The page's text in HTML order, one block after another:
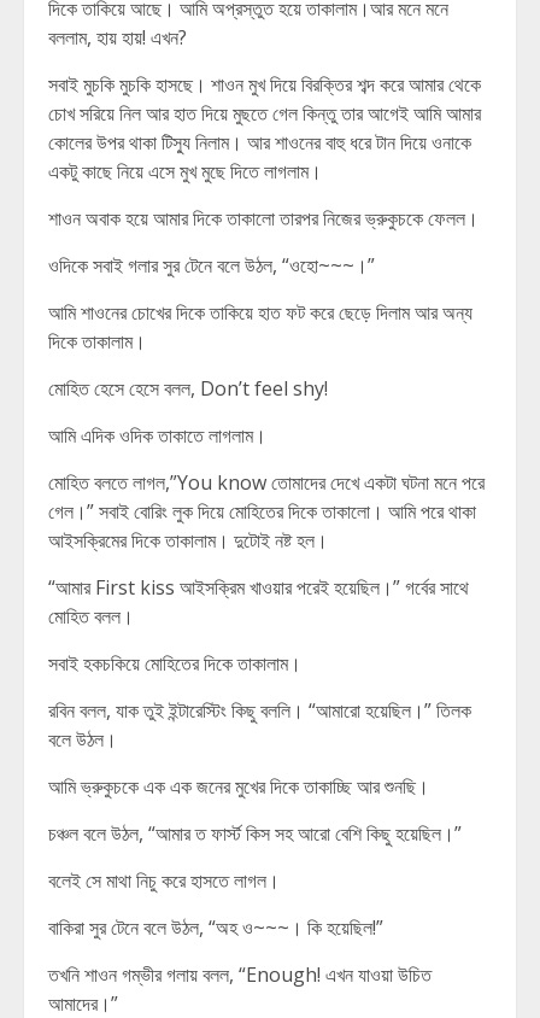
দিকে তাকিয়ে আছে। আমি অপ্রস্তুত হয়ে তাকালাম।আর মনে মনে
বললাম, হায় হায়! এখন?
সবাই মুচকি মুচকি হাসছে। শাওন মুখ দিয়ে বিরক্তির শব্দ করে আমার থেকে
চোখ সরিয়ে নিল আর হাত দিয়ে মুছতে গেল কিন্তু তার আগেই আমি আমার
কোলের উপর থাকা টিস্যু নিলাম। আর শাওনের বাহু ধরে টান দিয়ে ওনাকে
একটু কাছে নিয়ে এসে মুখ মুছে দিতে লাগলাম।
শাওন অবাক হয়ে আমার দিকে তাকালো তারপর নিজের ভ্রুকুচকে ফেলল।
ওদিকে সবাই গলার সুর টেনে বলে উঠল, “ওহো~~~।”
আমি শাওনের চোখের দিকে তাকিয়ে হাত ফট করে ছেড়ে দিলাম আর অন্য
দিকে তাকালাম।
মোহিত হেসে হেসে বলল, Don’t feel shy!
আমি এদিক ওদিক তাকাতে লাগলাম।
মোহিত বলতে লাগল,”You know তোমাদের দেখে একটা ঘটনা মনে পরে
গেল।” সবাই বোরিং লুক দিয়ে মোহিতের দিকে তাকালো। আমি পরে থাকা
আইসক্রিমের দিকে তাকালাম। দুটোই নষ্ট হল।
“আমার First kiss আইসক্রিম খাওয়ার পরেই হয়েছিল।” গর্বের সাথে
মোহিত বলল।
সবাই হকচকিয়ে মোহিতের দিকে তাকালাম।
রবিন বলল, যাক তুই ইন্টারেস্টিং কিছু বললি। “আমারো হয়েছিল।” তিলক
বলে উঠল।
আমি ভ্রুকুচকে এক এক জনের মুখের দিকে তাকাচ্ছি আর শুনছি।
চঞ্চল বলে উঠল, “আমার ত ফার্স্ট কিস সহ আরো বেশি কিছু হয়েছিল।”
বলেই সে মাথা নিচু করে হাসতে লাগল।
বাকিরা সুর টেনে বলে উঠল, “অহ ও~~~। কি হয়েছিল!”
তখনি শাওন গম্ভীর গলায় বলল, “Enough! এখন যাওয়া উচিত
আমাদের।”